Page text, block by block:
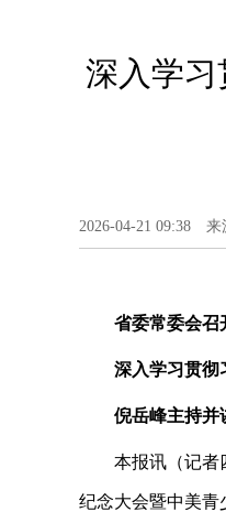
深入学
2026-04-21 09:38 来
省委常委会召
深入学习贯彻
倪岳峰主持并
本报讯（记者
纪念大会暨中美青